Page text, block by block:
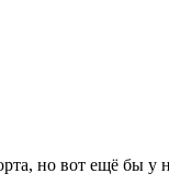
но вот ещё бы у